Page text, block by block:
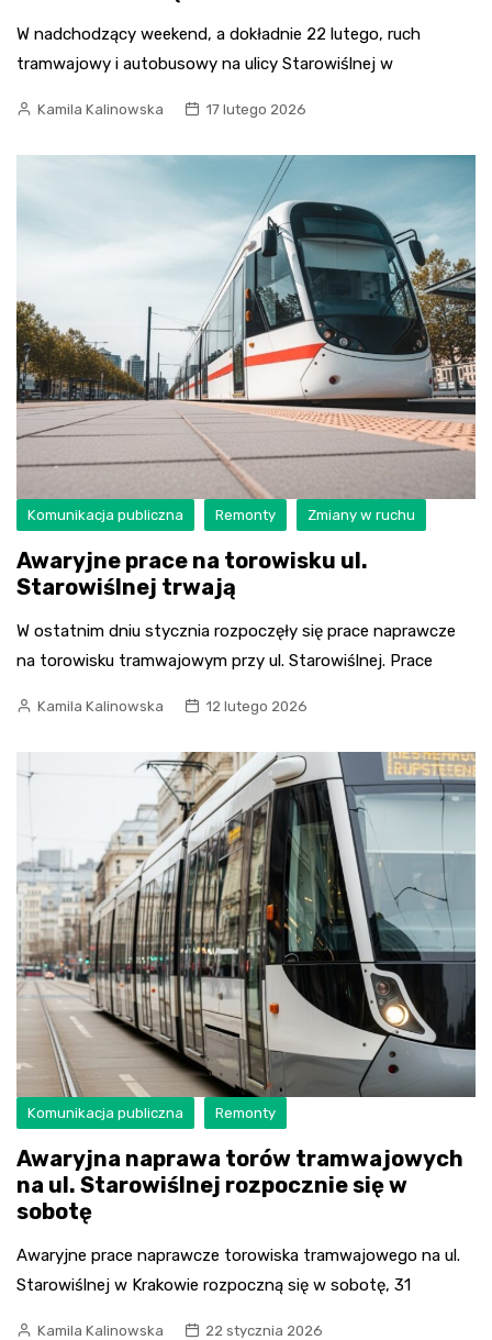
W nadchodzący weekend, a dokładnie 22 lutego, ruch
tramwajowy i autobusowy na ulicy Starowiślnej w
Kamila Kalinowska 17 lutego 2026
Komunikacja publiczna Remonty Zmiany w ruchu
Awaryjne prace na torowisku ul.
Starowiślnej trwają
W ostatnim dniu stycznia rozpoczęły się prace naprawcze
na torowisku tramwajowym przy ul. Starowiślnej. Prace
Kamila Kalinowska 12 lutego 2026
Komunikacja publiczna Remonty
Awaryjna naprawa torów tramwajowych
na ul. Starowiślnej rozpocznie się w
sobotę
Awaryjne prace naprawcze torowiska tramwajowego na ul.
Starowiślnej w Krakowie rozpoczną się w sobotę, 31
Kamila Kalinowska 22 stycznia 2026